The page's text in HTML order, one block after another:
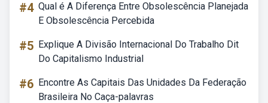
#4 Qual é A Diferença Entre Obsolescência Planejada
E Obsolescência Percebida
#5 Explique A Divisão Internacional Do Trabalho Dit
Do Capitalismo Industrial
#6 Encontre As Capitais Das Unidades Da Federação
Brasileira No Caça-palavras